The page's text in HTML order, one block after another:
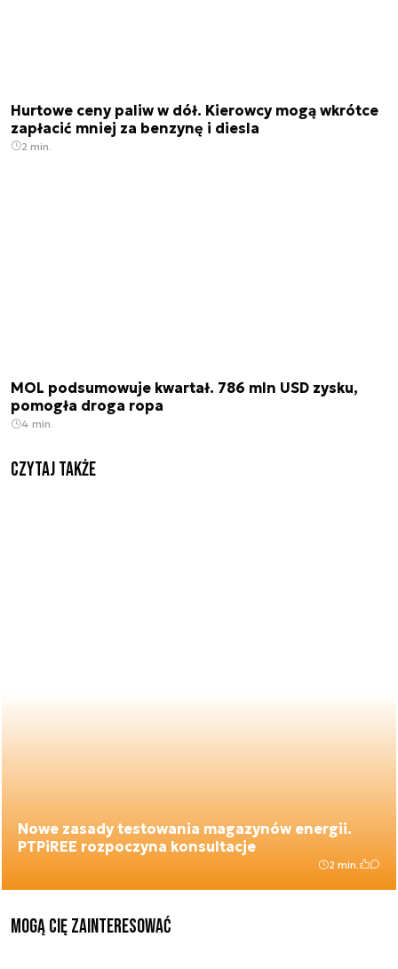
Hurtowe ceny paliw w dół. Kierowcy mogą wkrótce
zapłacić mniej za benzynę i diesla
2 min.
MOL podsumowuje kwartał. 786 mln USD zysku,
pomogła droga ropa
4 min.
Czytaj także
Nowe zasady testowania magazynów energii.
PTPiREE rozpoczyna konsultacje
2 min.
Mogą Cię zainteresować